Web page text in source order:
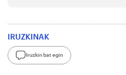
IRUZKINAK
Iruzkin bat egin